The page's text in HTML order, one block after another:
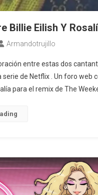
Billie Eilish Y
Armandotrujillo
entre estas dos
serie de Netflix . Un foro
para el remix de The